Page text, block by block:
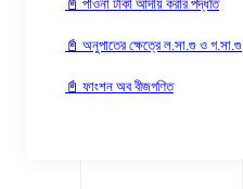
📓 পাওনা টাকা আদায় করার পদ্ধতি
📓 অনুপাতের ক্ষেত্রে ল.সা.গু ও গ.সা.গু
📓 ফাংশন অব বীজগণিত